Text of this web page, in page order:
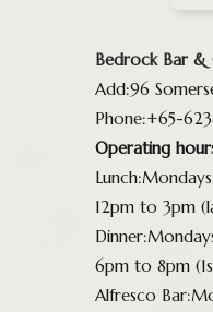
Bedrock Bar &
Add:96
Phone:+65-
Operating
12pm to 3pm
6pm to 8pm
Alfresco